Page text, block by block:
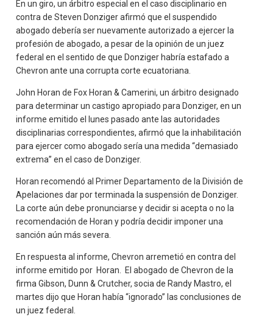
En un giro, un árbitro especial en el caso disciplinario en
contra de Steven Donziger afirmó que el suspendido
abogado debería ser nuevamente autorizado a ejercer la
profesión de abogado, a pesar de la opinión de un juez
federal en el sentido de que Donziger habría estafado a
Chevron ante una corrupta corte ecuatoriana.
John Horan de Fox Horan & Camerini, un árbitro designado
para determinar un castigo apropiado para Donziger, en un
informe emitido el lunes pasado ante las autoridades
disciplinarias correspondientes, afirmó que la inhabilitación
para ejercer como abogado sería una medida “demasiado
extrema” en el caso de Donziger.
Horan recomendó al Primer Departamento de la División de
Apelaciones dar por terminada la suspensión de Donziger.
La corte aún debe pronunciarse y decidir si acepta o no la
recomendación de Horan y podría decidir imponer una
sanción aún más severa.
En respuesta al informe, Chevron arremetió en contra del
informe emitido por Horan. El abogado de Chevron de la
firma Gibson, Dunn & Crutcher, socia de Randy Mastro, el
martes dijo que Horan había “ignorado” las conclusiones de
un juez federal.